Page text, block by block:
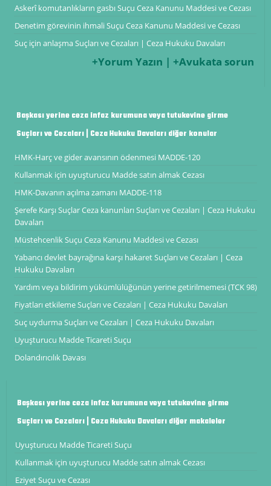
Askerî komutanlıkların gasbı Suçu Ceza Kanunu Maddesi ve Cezası
Denetim görevinin ihmali Suçu Ceza Kanunu Maddesi ve Cezası
Suç için anlaşma Suçları ve Cezaları | Ceza Hukuku Davaları
+Yorum Yazın | +Avukata sorun
Başkası yerine ceza infaz kurumuna veya tutukevine girme
Suçları ve Cezaları | Ceza Hukuku Davaları diğer konular
HMK-Harç ve gider avansının ödenmesi MADDE-120
Kullanmak için uyuşturucu Madde satın almak Cezası
HMK-Davanın açılma zamanı MADDE-118
Şerefe Karşı Suçlar Ceza kanunları Suçları ve Cezaları | Ceza Hukuku
Davaları
Müstehcenlik Suçu Ceza Kanunu Maddesi ve Cezası
Yabancı devlet bayrağına karşı hakaret Suçları ve Cezaları | Ceza
Hukuku Davaları
Yardım veya bildirim yükümlülüğünün yerine getirilmemesi (TCK 98)
Fiyatları etkileme Suçları ve Cezaları | Ceza Hukuku Davaları
Suç uydurma Suçları ve Cezaları | Ceza Hukuku Davaları
Uyuşturucu Madde Ticareti Suçu
Dolandırıcılık Davası
Başkası yerine ceza infaz kurumuna veya tutukevine girme
Suçları ve Cezaları | Ceza Hukuku Davaları diğer makaleler
Uyuşturucu Madde Ticareti Suçu
Kullanmak için uyuşturucu Madde satın almak Cezası
Eziyet Suçu ve Cezası